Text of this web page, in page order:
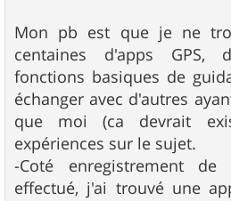
Mon pb est que je ne
centaines d'apps GPS,
fonctions basiques de
échanger avec d'autres
que moi (ca devrait
expériences sur le sujet.
-Coté enregistrement
effectué, j'ai trouvé une